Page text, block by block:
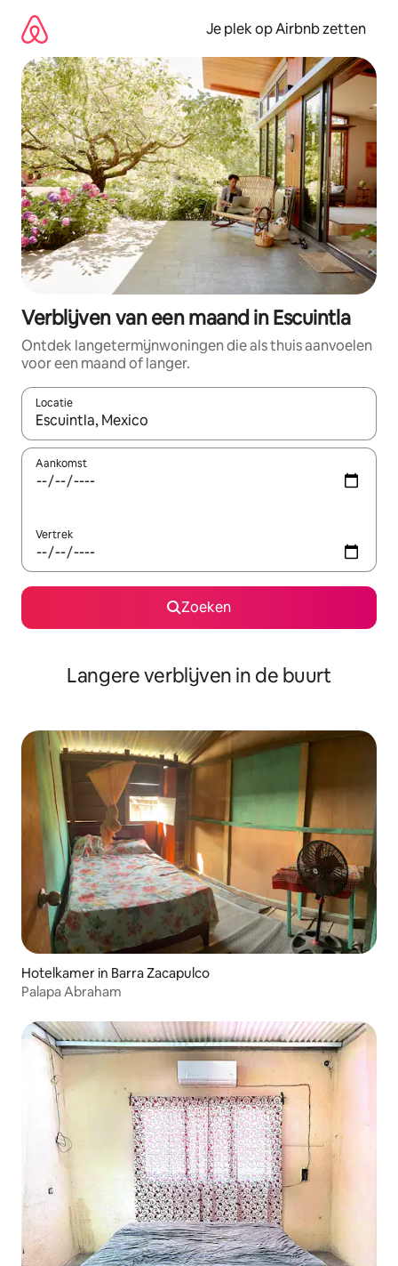
direct
naar
inhoud
Je plek op Airbnb zetten
Verblijven van een maand in Escuintla
Ontdek langetermijnwoningen die als thuis aanvoelen
voor een maand of langer.
Locatie
Wanneer er resultaten beschikbaar zijn, maak je een keuze
Aankomst
Vertrek
Zoeken
Langere verblijven in de buurt
Hotelkamer in Barra Zacapulco
Palapa Abraham